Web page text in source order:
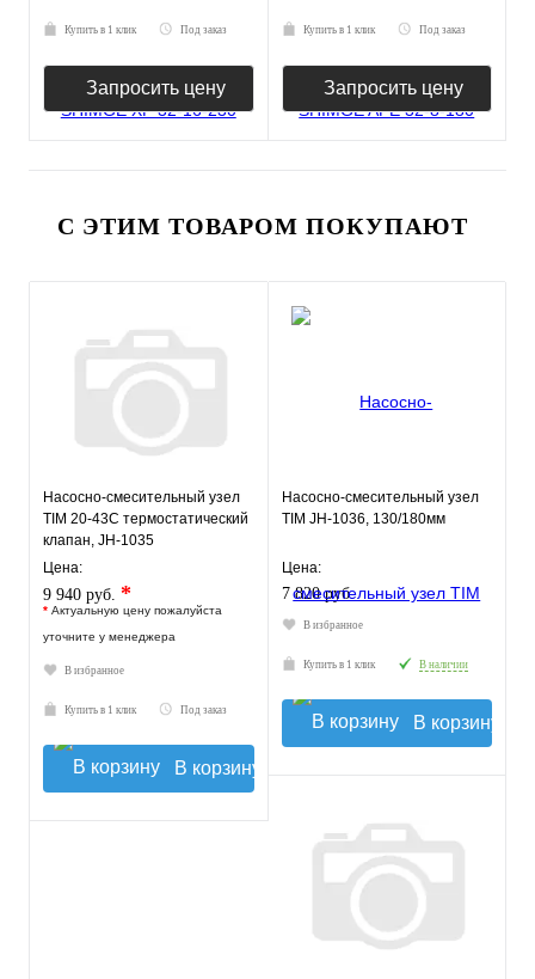
Купить в 1 клик Под заказ
Запросить цену
Купить в 1 клик Под заказ
Запросить цену
С ЭТИМ ТОВАРОМ ПОКУПАЮТ
Насосно-смесительный узел
TIM 20-43С термостатический
клапан, JH-1035
Цена:
9 940 руб. *
* Актуальную цену пожалуйста
уточните у менеджера
В избранное
Купить в 1 клик Под заказ
В корзину
Насосно-смесительный узел
TIM JH-1036, 130/180мм
Цена:
7 820 руб.
В избранное
Купить в 1 клик В наличии
В корзину